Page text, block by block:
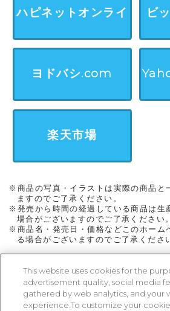
ハピネットオンライ
ビ
ヨドバシ.com
楽天市場
※商品の写真・イラストは実際の商品と
ますのでご了承ください。
※発売から時間の経過している商品は生
場合がございますのでご了承ください。
※商品名・発売日・価格などこのホーム
る場合がございますのでご了承くださ
ページトップに
This website uses cookies for the
advertisement quality, social media
gathered by web analytics, and your
experience.To customize your